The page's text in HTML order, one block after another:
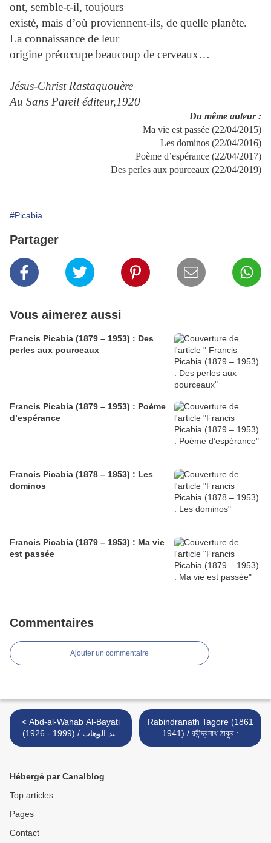
ont, semble-t-il, toujours
existé, mais d’où proviennent-ils, de quelle planète.
La connaissance de leur
origine préoccupe beaucoup de cerveaux…
Jésus-Christ Rastaquouère
Au Sans Pareil éditeur,1920
Du même auteur :
Ma vie est passée (22/04/2015)
Les dominos (22/04/2016)
Poème d’espérance (22/04/2017)
Des perles aux pourceaux (22/04/2019)
#Picabia
Partager
Vous aimerez aussi
Francis Picabia (1879 – 1953) : Des
perles aux pourceaux
Francis Picabia (1879 – 1953) : Poème
d’espérance
Francis Picabia (1878 – 1953) : Les
dominos
Francis Picabia (1879 – 1953) : Ma vie
est passée
Commentaires
Ajouter un commentaire
< Abd-al-Wahab Al-Bayati
(1926 - 1999) / عبد الوهاب
البياتي : L’Hôtellerie du
Rabindranath Tagore (1861
– 1941) / রবীন্দ্রনাথ ঠাকুর : «
Frère, nul n’est éternel … »
Hébergé par Canalblog
Top articles
Pages
Contact